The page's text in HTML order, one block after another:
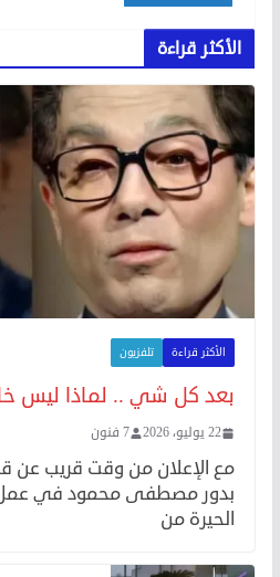
الأكثر قراءة
الأكثر قراءة تلفزيون
بعد كل شي .. لماذا ليس
22 يوليو، 2026 7 فنون
مع الإعلان من وقت قريب عن
بدور مصطفى محمود في عمل
الحيرة من